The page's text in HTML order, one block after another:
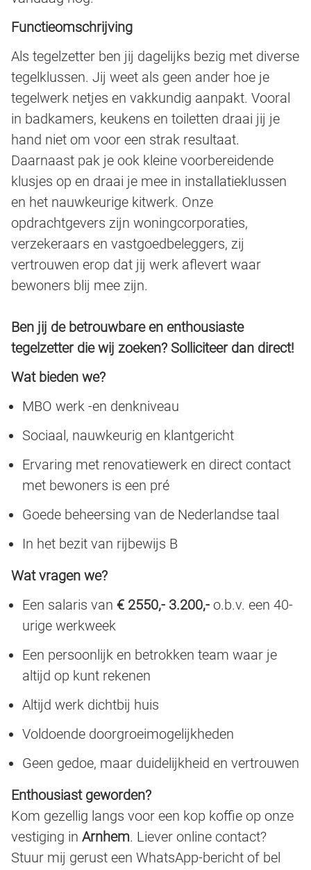
Functieomschrijving
Als tegelzetter ben jij dagelijks bezig met diverse
tegelklussen. Jij weet als geen ander hoe je
tegelwerk netjes en vakkundig aanpakt. Vooral
in badkamers, keukens en toiletten draai jij je
hand niet om voor een strak resultaat.
Daarnaast pak je ook kleine voorbereidende
klusjes op en draai je mee in installatieklussen
en het nauwkeurige kitwerk. Onze
opdrachtgevers zijn woningcorporaties,
verzekeraars en vastgoedbeleggers, zij
vertrouwen erop dat jij werk aflevert waar
bewoners blij mee zijn.
Ben jij de betrouwbare en enthousiaste
tegelzetter die wij zoeken? Solliciteer dan direct!
Wat bieden we?
MBO werk -en denkniveau
Sociaal, nauwkeurig en klantgericht
Ervaring met renovatiewerk en direct contact
met bewoners is een pré
Goede beheersing van de Nederlandse taal
In het bezit van rijbewijs B
Wat vragen we?
Een salaris van € 2550,- 3.200,- o.b.v. een 40-
urige werkweek
Een persoonlijk en betrokken team waar je
altijd op kunt rekenen
Altijd werk dichtbij huis
Voldoende doorgroeimogelijkheden
Geen gedoe, maar duidelijkheid en vertrouwen
Enthousiast geworden?
Kom gezellig langs voor een kop koffie op onze
vestiging in Arnhem. Liever online contact?
Stuur mij gerust een WhatsApp-bericht of bel